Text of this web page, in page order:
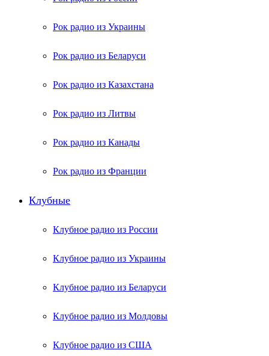
Рок радио из Украины
Рок радио из Беларуси
Рок радио из Казахстана
Рок радио из Литвы
Рок радио из Канады
Рок радио из Франции
Клубные
Клубное радио из России
Клубное радио из Украины
Клубное радио из Беларуси
Клубное радио из Молдовы
Клубное радио из США